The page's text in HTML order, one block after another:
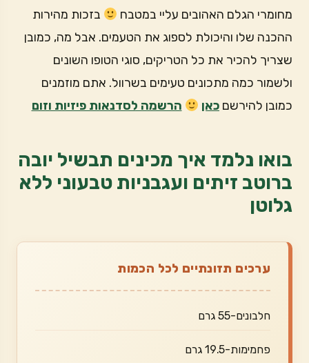
מחומרי הגלם האהובים עליי במטבח
בזכות מהירות
ההכנה שלו והיכולת לספוג את הטעמים. אבל מה, כמובן
שצריך להכיר את כל הטריקים, סוגי הטופו השונים
ולשמור כמה מתכונים טעימים בשרוול. אתם מוזמנים
כמובן להירשם כאן הרשמה לסדנאות פיזיות וזום
בואו נלמד איך מכינים תבשיל יובה
ברוטב זיתים ועגבניות טבעוני ללא
גלוטן
ערכים תזונתיים לכל הכמות
חלבונים-55 גרם
פחמימות-19.5 גרם